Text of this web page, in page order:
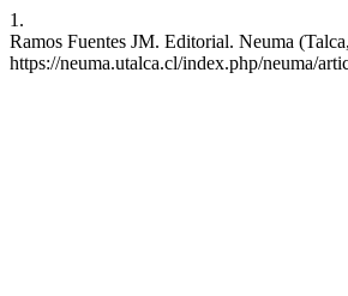
1.
Ramos Fuentes JM. Editorial. Neuma
https://neuma.utalca.cl/index.php/neuma/